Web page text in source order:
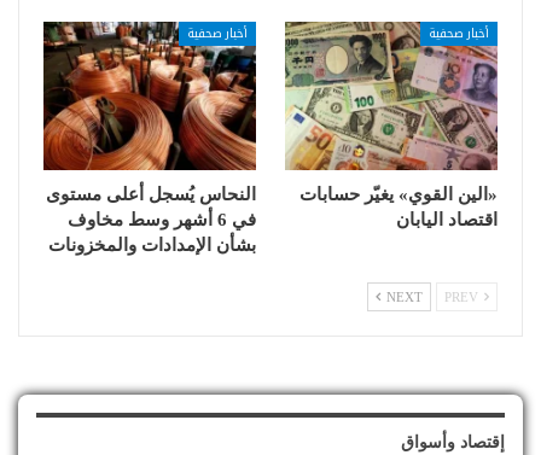
أخبار صحفية
«الين القوي» يغيّر حسابات
اقتصاد اليابان
أخبار صحفية
النحاس يُسجل أعلى مستوى
في 6 أشهر وسط مخاوف
بشأن الإمدادات والمخزونات
NEXT
إقتصاد وأسواق